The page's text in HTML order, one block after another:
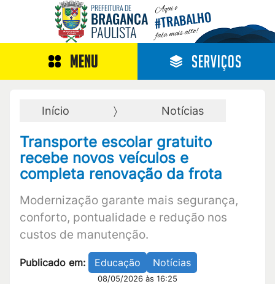
PREFEITURA DE
BRAGANÇA
PAULISTA
Aqui o
#TRABALHO
fala mais alto!
MENU SERVIÇOS
Início Notícias
Transporte escolar gratuito
recebe novos veículos e
completa renovação da frota
Modernização garante mais segurança,
conforto, pontualidade e redução nos
custos de manutenção.
Publicado em: Educação Notícias
08/05/2026 às 16:25